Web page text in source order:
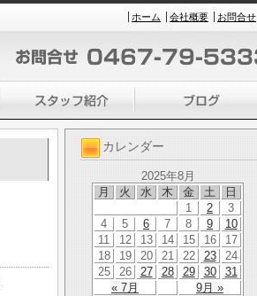
ホーム 会社概要 お問合せ
カレンダー
2025年8月
月
火 水 木 金 土 日
« 7月 9月 »
1 2
3
4
5 6 7 8 9
10
11
12 13 14 15 16
17
18
19 20 21 22 23
24
25
26 27 28 29 30 31